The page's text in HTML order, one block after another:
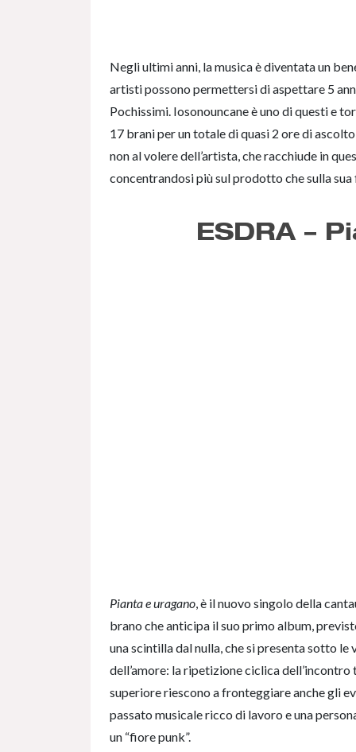
Negli ultimi anni, la musica è diventata un
artisti possono permettersi di aspettare 5
Pochissimi. Iosonouncane è uno di questi e
17 brani per un totale di quasi 2 ore di
non al volere dell’artista, che racchiude in
concentrandosi più sul prodotto che sulla
ESDRA –
Pianta e uragano , è il nuovo singolo della
brano che anticipa il suo primo album,
una scintilla dal nulla, che si presenta sotto
dell’amore: la ripetizione ciclica
superiore riescono a fronteggiare anche gli
passato musicale ricco di lavoro e una
un “fiore punk”.